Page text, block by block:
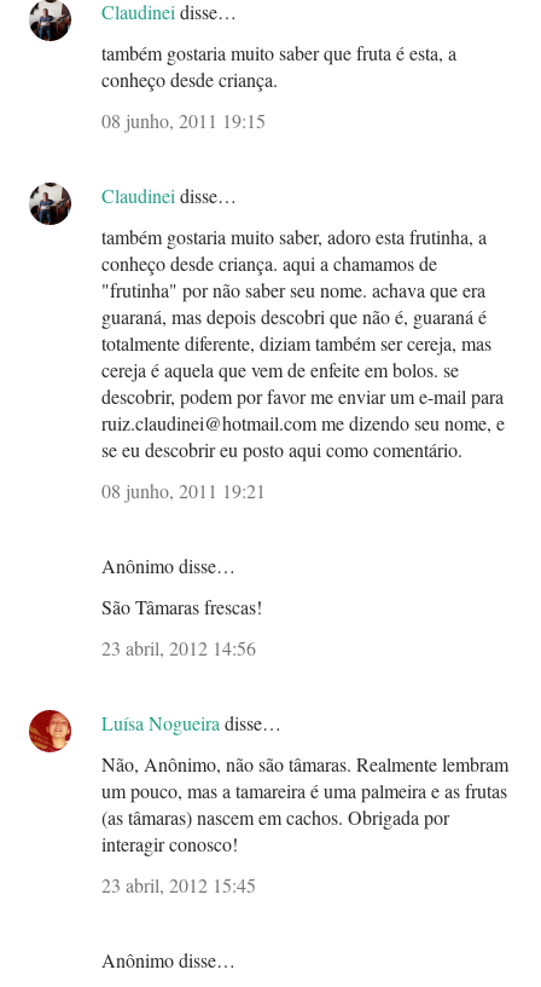
Claudineidisse…
também gostaria muito saber que fruta é esta, a
conheço desde criança.
08 junho, 2011 19:15
Claudineidisse…
também gostaria muito saber, adoro esta frutinha, a
conheço desde criança. aqui a chamamos de
"frutinha" por não saber seu nome. achava que era
guaraná, mas depois descobri que não é, guaraná é
totalmente diferente, diziam também ser cereja, mas
cereja é aquela que vem de enfeite em bolos. se
descobrir, podem por favor me enviar um e-mail para
ruiz.claudinei@hotmail.com me dizendo seu nome, e
se eu descobrir eu posto aqui como comentário.
08 junho, 2011 19:21
Anônimo disse…
São Tâmaras frescas!
23 abril, 2012 14:56
Luísa Nogueiradisse…
Não, Anônimo, não são tâmaras. Realmente lembram
um pouco, mas a tamareira é uma palmeira e as frutas
(as tâmaras) nascem em cachos. Obrigada por
interagir conosco!
23 abril, 2012 15:45
Anônimo disse…